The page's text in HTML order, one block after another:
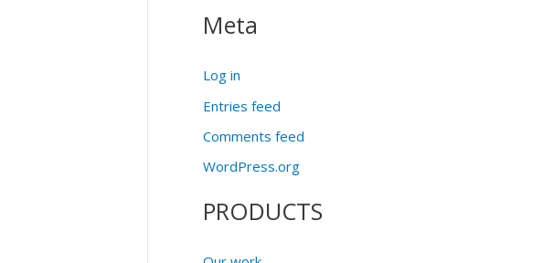
Meta
Log in
Entries feed
Comments feed
WordPress.org
PRODUCTS